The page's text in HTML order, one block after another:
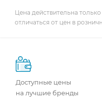
Цена действительна
отличаться от цен в
Доступные цены
на лучшие бренды